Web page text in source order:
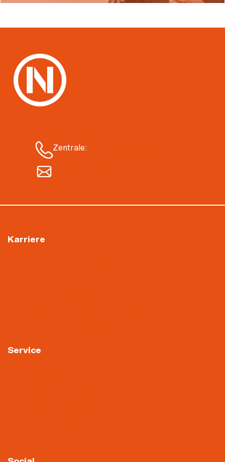
Zentrale:
Karriere
Service